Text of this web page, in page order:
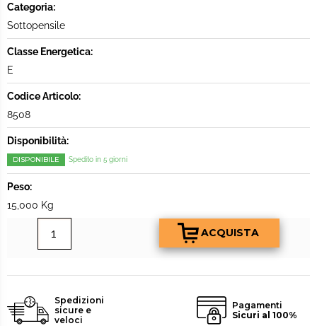
Categoria:
Sottopensile
Classe Energetica:
E
Codice Articolo:
8508
Disponibilità:
DISPONIBILE Spedito in 5 giorni
Peso:
15,000 Kg
Spedizioni
sicure e
veloci
Pagamenti
Sicuri al 100%